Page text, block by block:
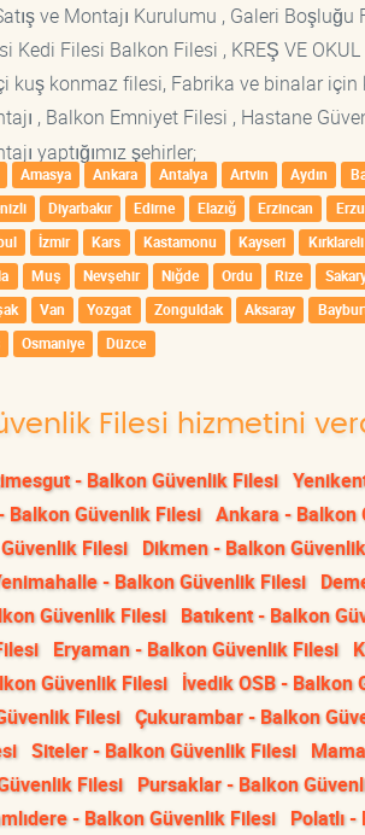
ve Montajı Kurulumu , Galeri
Filesi Balkon Filesi , KREŞ VE OKUL
kuş konmaz filesi, Fabrika ve binalar
, Balkon Emniyet Filesi , Hastane
yaptığımız şehirler;
Amasya Ankara Antalya Artvin Aydın
Diyarbakır Edirne Elazığ Erzincan
İzmir Kars Kastamonu Kayseri Kırklareli
Muş Nevşehir Niğde Ordu Rize
Van Yozgat Zonguldak Aksaray
Osmaniye Düzce
Filesi hizmetini
- Balkon Güvenlik Filesi
Balkon Güvenlik Filesi Ankara - Balkon
Filesi Dikmen - Balkon
- Balkon Güvenlik Filesi
Güvenlik Filesi Batıkent - Balkon
Eryaman - Balkon Güvenlik Filesi
Güvenlik Filesi İvedik OSB - Balkon
Filesi Çukurambar - Balkon
Siteler - Balkon Güvenlik Filesi
Filesi Pursaklar - Balkon
- Balkon Güvenlik Filesi Polatlı